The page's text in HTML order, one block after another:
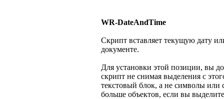
WR-DateAndTime
Скрипт вставляет текущую дату
документе.
Для установки этой позиции, вы
скрипт не снимая выделения с
текстовый блок, а не символы или
больше объектов, если вы